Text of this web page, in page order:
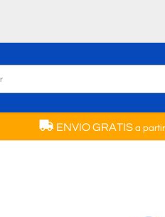
ENVIO GRATISa